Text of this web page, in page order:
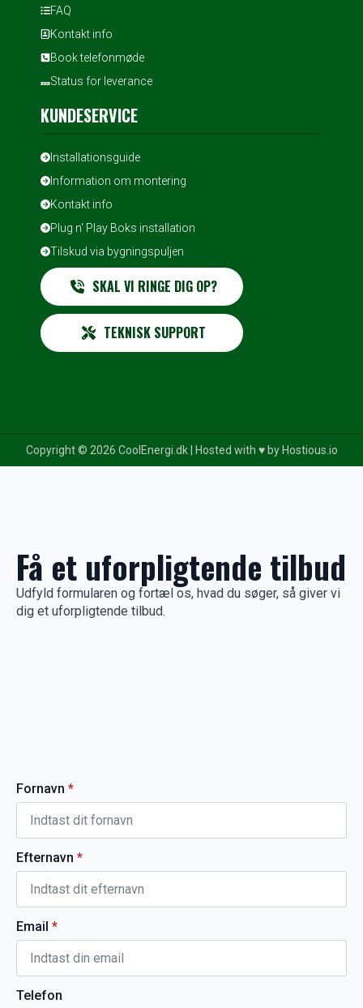
FAQ
Kontakt info
Book telefonmøde
Status for leverance
KUNDESERVICE
Installationsguide
Information om montering
Kontakt info
Plug n' Play Boks installation
Tilskud via bygningspuljen
SKAL VI RINGE DIG OP?
TEKNISK SUPPORT
Copyright © 2026 CoolEnergi.dk | Hosted with ♥️ by Hostious.io
Få et uforpligtende tilbud
Udfyld formularen og fortæl os, hvad du søger, så giver vi
dig et uforpligtende tilbud.
Fornavn *
Efternavn *
Email *
Telefon